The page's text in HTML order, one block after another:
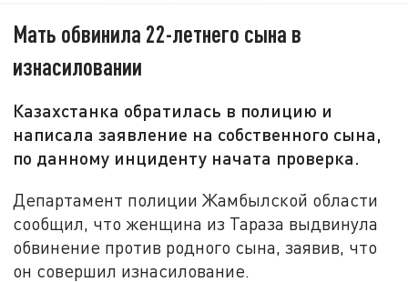
Мать обвинила 22-летнего сына в
изнасиловании
Казахстанка обратилась в полицию и
написала заявление на собственного сына,
по данному инциденту начата проверка.
Департамент полиции Жамбылской области
сообщил, что женщина из Тараза выдвинула
обвинение против родного сына, заявив, что
он совершил изнасилование.